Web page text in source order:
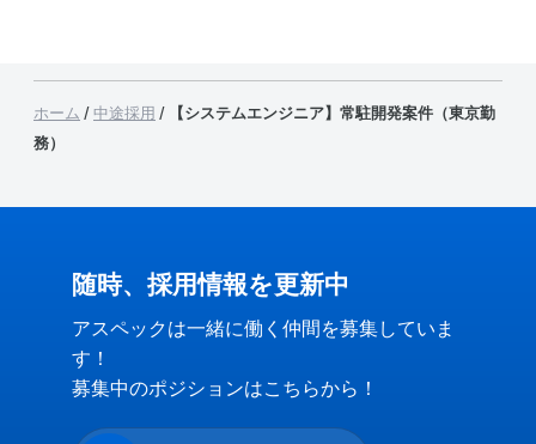
ホーム / 中途採用 /
【システムエンジニア】常駐開発案件（東京勤
務）
随時、採用情報を更新中
アスペックは一緒に働く仲間を募集していま
す！
募集中のポジションはこちらから！